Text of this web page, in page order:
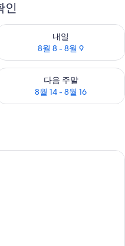
인
8월 8
내일
8월 8 - 8월 9
일 예약 가능 여부 확인, 8월
- 8월 9
다음 주말
8월 14 - 8월 16
음 주말 예약 가능 여부 확인,
탠다드 스위트 | 고급 침구, 미니바,